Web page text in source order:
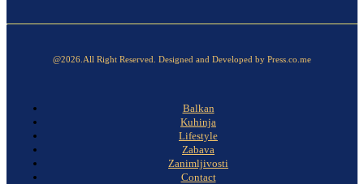
@2026.All Right Reserved. Designed and Developed by Press.co.me
Balkan
Kuhinja
Lifestyle
Zabava
Zanimljivosti
Contact